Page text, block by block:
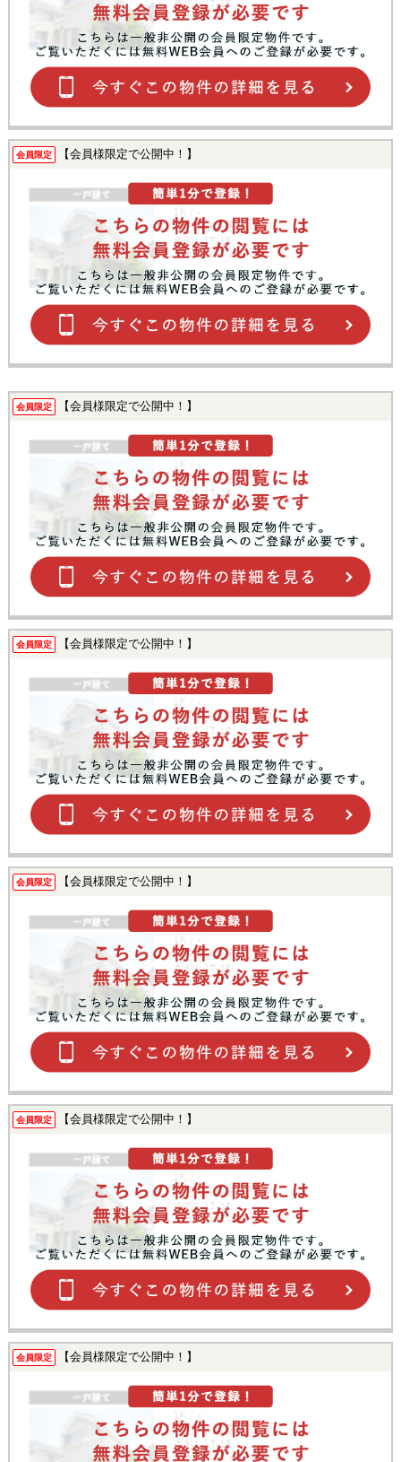
会員限定 【会員様限定で公開中！】
会員限定 【会員様限定で公開中！】
会員限定 【会員様限定で公開中！】
会員限定 【会員様限定で公開中！】
会員限定 【会員様限定で公開中！】
会員限定 【会員様限定で公開中！】